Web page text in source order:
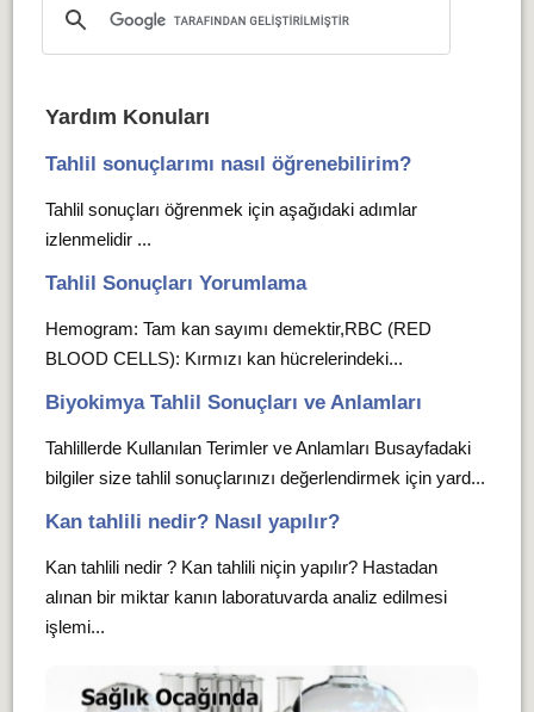
Yardım Konuları
Tahlil sonuçlarımı nasıl öğrenebilirim?
Tahlil sonuçları öğrenmek için aşağıdaki adımlar
izlenmelidir ...
Tahlil Sonuçları Yorumlama
Hemogram: Tam kan sayımı demektir,RBC (RED
BLOOD CELLS): Kırmızı kan hücrelerindeki...
Biyokimya Tahlil Sonuçları ve Anlamları
Tahlillerde Kullanılan Terimler ve Anlamları Busayfadaki
bilgiler size tahlil sonuçlarınızı değerlendirmek için yard...
Kan tahlili nedir? Nasıl yapılır?
Kan tahlili nedir ? Kan tahlili niçin yapılır? Hastadan
alınan bir miktar kanın laboratuvarda analiz edilmesi
işlemi...